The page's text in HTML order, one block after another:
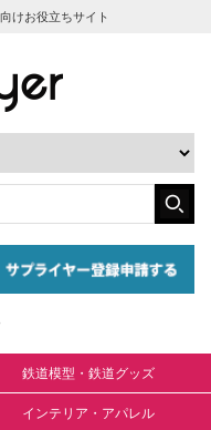
けお役立ちサイト
鉄道模型・鉄道グッズ
インテリア・アパレル